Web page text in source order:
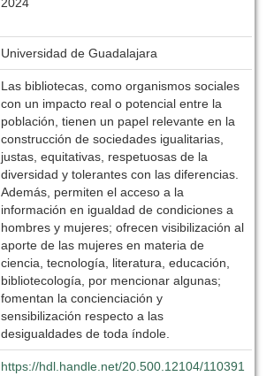
Universidad de Guadalajara
Las bibliotecas, como organismos sociales
con un impacto real o potencial entre la
población, tienen un papel relevante en la
construcción de sociedades igualitarias,
justas, equitativas, respetuosas de la
diversidad y tolerantes con las diferencias.
Además, permiten el acceso a la
información en igualdad de condiciones a
hombres y mujeres; ofrecen visibilización al
aporte de las mujeres en materia de
ciencia, tecnología, literatura, educación,
bibliotecología, por mencionar algunas;
fomentan la concienciación y
sensibilización respecto a las
desigualdades de toda índole.
https://hdl.handle.net/20.500.12104/110391